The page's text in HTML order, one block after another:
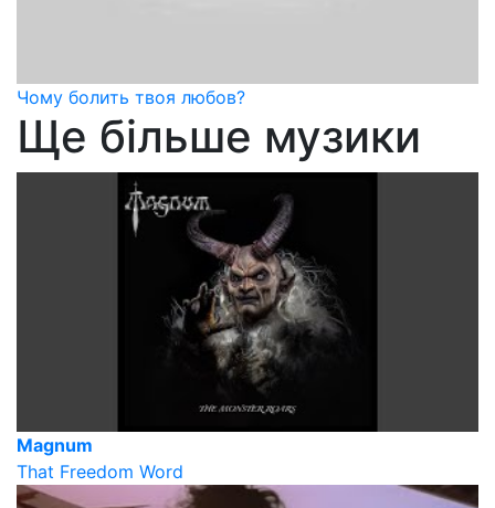
Чому болить твоя любов?
Ще більше музики
Magnum
That Freedom Word